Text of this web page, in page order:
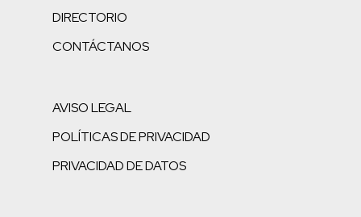
DIRECTORIO
CONTÁCTANOS
AVISO LEGAL
POLÍTICAS DE PRIVACIDAD
PRIVACIDAD DE DATOS